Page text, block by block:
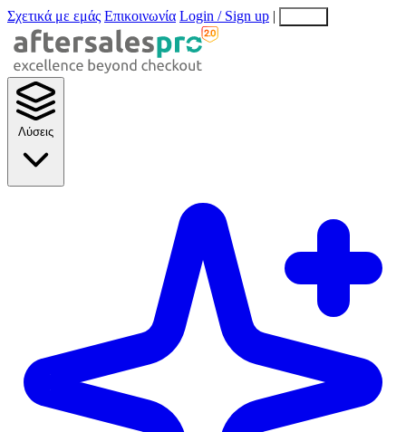
Σχετικά με εμάς Επικοινωνία Login / Sign up |
Λύσεις